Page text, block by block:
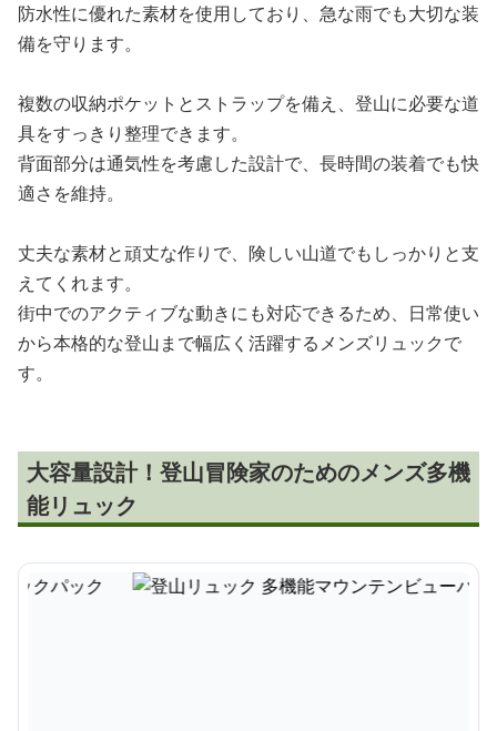
防水性に優れた素材を使用しており、急な雨でも大切な装
備を守ります。
複数の収納ポケットとストラップを備え、登山に必要な道
具をすっきり整理できます。
背面部分は通気性を考慮した設計で、長時間の装着でも快
適さを維持。
丈夫な素材と頑丈な作りで、険しい山道でもしっかりと支
えてくれます。
街中でのアクティブな動きにも対応できるため、日常使い
から本格的な登山まで幅広く活躍するメンズリュックで
す。
大容量設計！登山冒険家のためのメンズ多機
能リュック